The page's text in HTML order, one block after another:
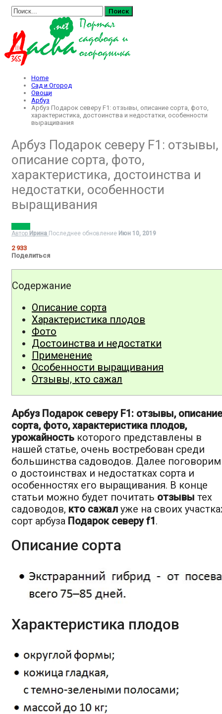
Home
Сад и Огород
Овощи
Арбуз
Арбуз Подарок северу F1: отзывы, описание сорта, фото,
характеристика, достоинства и недостатки, особенности
выращивания
Арбуз Подарок северу F1: отзывы,
описание сорта, фото,
характеристика, достоинства и
недостатки, особенности
выращивания
Автор Ирина Последнее обновление Июн 10, 2019
2 933
Поделиться
Содержание
Описание сорта
Характеристика плодов
Фото
Достоинства и недостатки
Применение
Особенности выращивания
Отзывы, кто сажал
Арбуз Подарок северу F1: отзывы, описание
сорта, фото, характеристика плодов,
урожайность которого представлены в
нашей статье, очень востребован среди
большинства садоводов. Далее поговорим
о достоинствах и недостатках сорта и
особенностях его выращивания. В конце
статьи можно будет почитать отзывы тех
садоводов, кто сажал уже на своих
сорт арбуза Подарок северу f1.
Описание сорта
Характеристика плодов